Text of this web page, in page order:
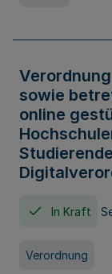
sowie
online
In Kraft
Verordnung